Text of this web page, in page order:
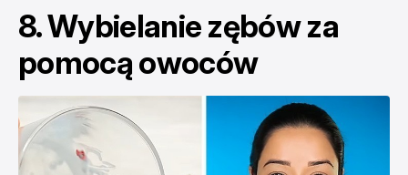
8. Wybielanie zębów za
pomocą owoców